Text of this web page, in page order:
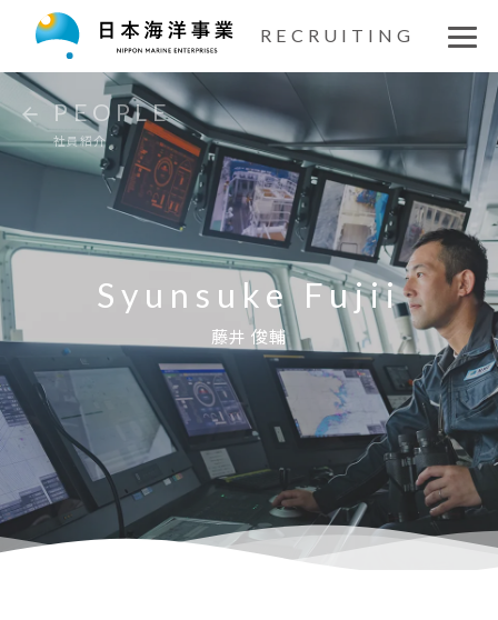
RECRUITING
仕事を知る
社員紹介
座談会
文化を知る
福利厚生
募集要項
新卒エントリー
PEOPLE
社員紹介
Syunsuke Fujii
藤井 俊輔